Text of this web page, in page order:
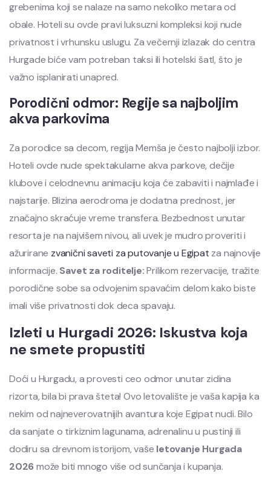
grebenima koji se nalaze na samo nekoliko metara od
obale. Hoteli su ovde pravi luksuzni kompleksi koji nude
privatnost i vrhunsku uslugu. Za večernji izlazak do centra
Hurgade biće vam potreban taksi ili hotelski šatl, što je
važno isplanirati unapred.
Porodični odmor: Regije sa najboljim
akva parkovima
Za porodice sa decom, regija Memša je često najbolji izbor.
Hoteli ovde nude spektakularne akva parkove, dečije
klubove i celodnevnu animaciju koja će zabaviti i najmlađe i
najstarije. Blizina aerodroma je dodatna prednost, jer
značajno skraćuje vreme transfera. Bezbednost unutar
resorta je na najvišem nivou, ali uvek je mudro proveriti i
ažurirane zvanični saveti za putovanje u Egipat za najnovije
informacije. Savet za roditelje:Prilikom rezervacije, tražite
porodične sobe sa odvojenim spavaćim delom kako biste
imali više privatnosti dok deca spavaju.
Izleti u Hurgadi 2026: Iskustva koja
ne smete propustiti
Doći u Hurgadu, a provesti ceo odmor unutar zidina
rizorta, bila bi prava šteta! Ovo letovalište je vaša kapija ka
nekim od najneverovatnijih avantura koje Egipat nudi. Bilo
da sanjate o tirkiznim lagunama, adrenalinu u pustinji ili
dodiru sa drevnom istorijom, vaše letovanje Hurgada
2026 može biti mnogo više od sunčanja i kupanja.